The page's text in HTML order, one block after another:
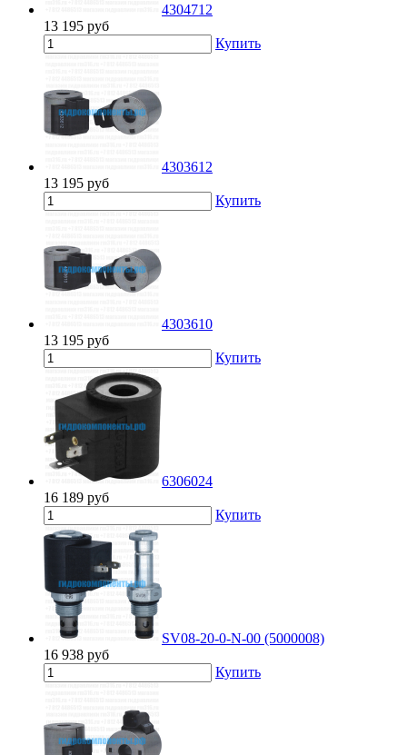
4304712
13 195 руб
Купить
4303612
13 195 руб
Купить
4303610
13 195 руб
Купить
6306024
16 189 руб
Купить
SV08-20-0-N-00 (5000008)
16 938 руб
Купить